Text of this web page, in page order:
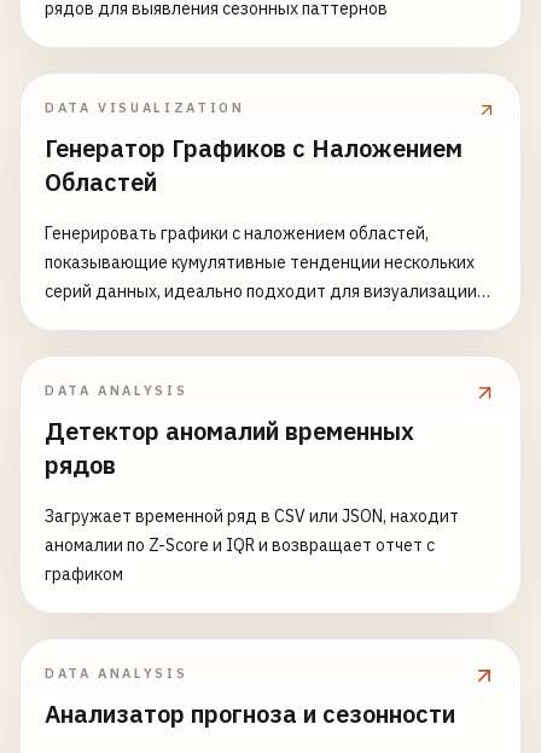
рядов для выявления сезонных паттернов
DATA VISUALIZATION
Генератор Графиков с Наложением
Областей
Генерировать графики с наложением областей,
показывающие кумулятивные тенденции нескольких
серий данных, идеально подходит для визуализации
DATA ANALYSIS
Детектор аномалий временных
рядов
Загружает временной ряд в CSV или JSON, находит
аномалии по Z-Score и IQR и возвращает отчет с
графиком
DATA ANALYSIS
Анализатор прогноза и сезонности